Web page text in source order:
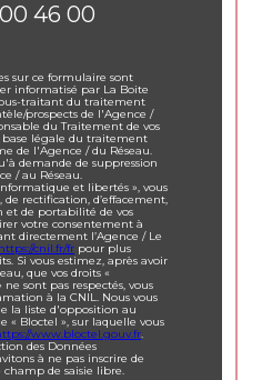
46 00
sur ce formulaire sont
informatisé par La Boite
traitant du traitement
prospects de l'Agence /
du Traitement de vos
base légale du traitement
de l'Agence / du Réseau.
demande de suppression
/ au Réseau.
et libertés », vous
de rectification, d’effacement,
et de portabilité de vos
votre consentement à
directement l’Agence / Le
https://cnil.fr/fr pour plus
Si vous estimez, après avoir
que vos droits «
sont pas respectés, vous
à la CNIL. Nous vous
la liste d'opposition au
« Bloctel », sur laquelle vous
www.bloctel.gouv.fr.
des Données
à ne pas inscrire de
champ de saisie libre.